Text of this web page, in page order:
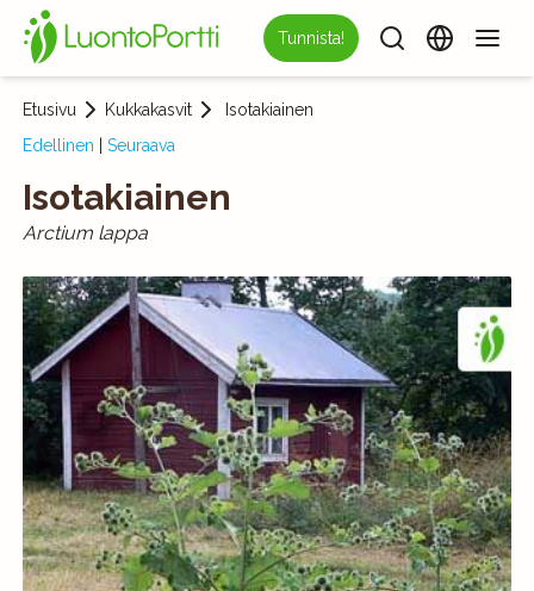
Tunnista!
Etusivu Kukkakasvit
Isotakiainen
Edellinen
Seuraava
Isotakiainen
Arctium lappa